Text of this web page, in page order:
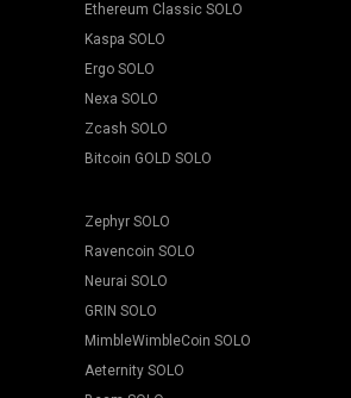
Ethereum Classic SOLO
Kaspa SOLO
Ergo SOLO
Nexa SOLO
Zcash SOLO
Bitcoin GOLD SOLO
Zephyr SOLO
Ravencoin SOLO
Neurai SOLO
GRIN SOLO
MimbleWimbleCoin SOLO
Aeternity SOLO